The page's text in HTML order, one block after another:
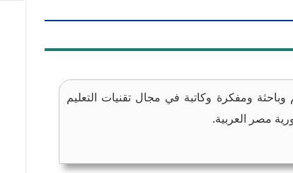
وباحثة ومفكرة وكاتبة في مجال تقنيات التعليم
مصر العربية.